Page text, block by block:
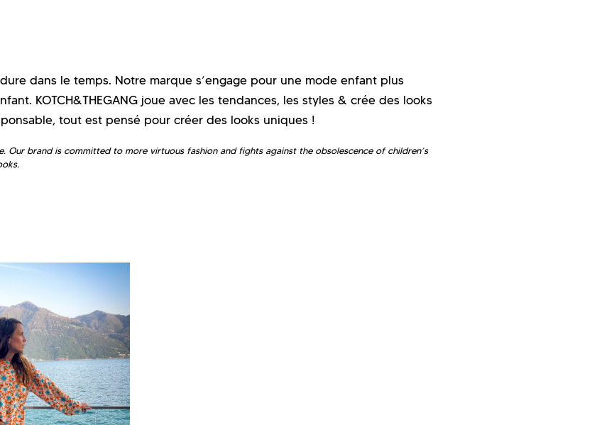
dans le temps. Notre marque s’engage pour une mode enfant plus
KOTCH&THEGANG joue avec les tendances, les styles & crée des looks
tout est pensé pour créer des looks uniques !
Our brand is committed to more virtuous fashion and fights against the obsolescence of children’s